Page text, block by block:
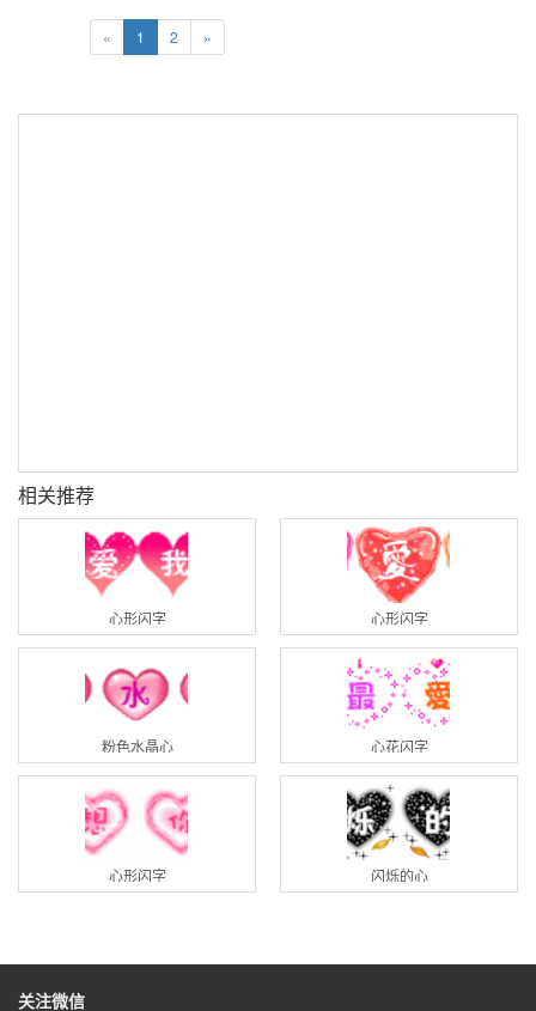
« 1 2 »
相关推荐
心形闪字 心形闪字
粉色水晶心 心花闪字
心形闪字 闪烁的心
关注微信